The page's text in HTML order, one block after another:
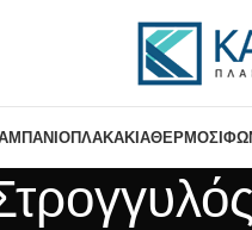
ΜΠΆΝΙΟΠΛΑΚΆΚΙΑ